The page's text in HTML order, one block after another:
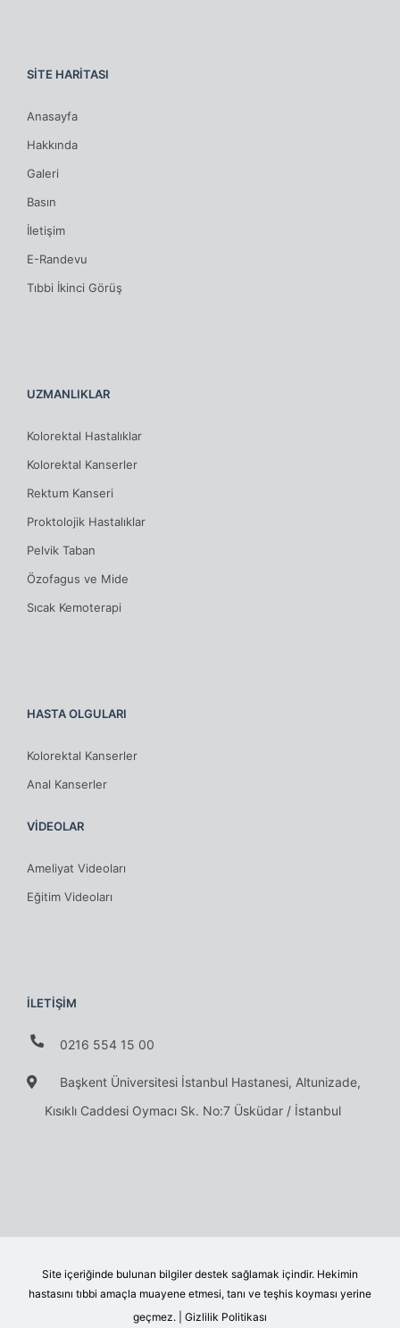
SİTE HARİTASI
Anasayfa
Hakkında
Galeri
Basın
İletişim
E-Randevu
Tıbbi İkinci Görüş
UZMANLIKLAR
Kolorektal Hastalıklar
Kolorektal Kanserler
Rektum Kanseri
Proktolojik Hastalıklar
Pelvik Taban
Özofagus ve Mide
Sıcak Kemoterapi
HASTA OLGULARI
Kolorektal Kanserler
Anal Kanserler
VİDEOLAR
Ameliyat Videoları
Eğitim Videoları
İLETİŞİM
0216 554 15 00
Başkent Üniversitesi İstanbul Hastanesi, Altunizade,
Kısıklı Caddesi Oymacı Sk. No:7 Üsküdar / İstanbul
Site içeriğinde bulunan bilgiler destek sağlamak içindir. Hekimin
hastasını tıbbi amaçla muayene etmesi, tanı ve teşhis koyması yerine
geçmez. | Gizlilik Politikası